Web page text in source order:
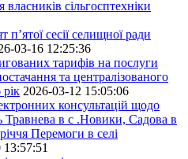
сільгосптехніки
сесії селищної ради
03-16 12:25:36
тарифів на послуги
та централізованого
2026-03-12 15:05:06
консультацій щодо
Травнева в с .Новики, Садова в
Перемоги в селі